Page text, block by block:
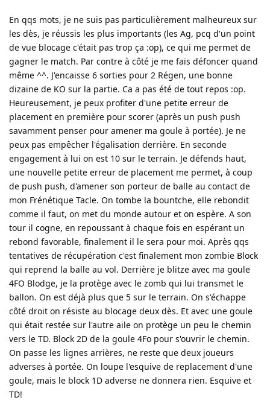
En qqs mots, je ne suis pas particulièrement malheureux sur
les dès, je réussis les plus importants (les Ag, pcq d'un point
de vue blocage c'était pas trop ça :op), ce qui me permet de
gagner le match. Par contre à côté je me fais défoncer quand
même ^^. J'encaisse 6 sorties pour 2 Régen, une bonne
dizaine de KO sur la partie. Ca a pas été de tout repos :op.
Heureusement, je peux profiter d'une petite erreur de
placement en première pour scorer (après un push push
savamment penser pour amener ma goule à portée). Je ne
peux pas empêcher l'égalisation derrière. En seconde
engagement à lui on est 10 sur le terrain. Je défends haut,
une nouvelle petite erreur de placement me permet, à coup
de push push, d'amener son porteur de balle au contact de
mon Frénétique Tacle. On tombe la bountche, elle rebondit
comme il faut, on met du monde autour et on espère. A son
tour il cogne, en repoussant à chaque fois en espérant un
rebond favorable, finalement il le sera pour moi. Après qqs
tentatives de récupération c'est finalement mon zombie Block
qui reprend la balle au vol. Derrière je blitze avec ma goule
4FO Blodge, je la protège avec le zomb qui lui transmet le
ballon. On est déjà plus que 5 sur le terrain. On s'échappe
côté droit on résiste au blocage deux dès. Et avec une goule
qui était restée sur l'autre aile on protège un peu le chemin
vers le TD. Block 2D de la goule 4Fo pour s'ouvrir le chemin.
On passe les lignes arrières, ne reste que deux joueurs
adverses à portée. On loupe l'esquive de replacement d'une
goule, mais le block 1D adverse ne donnera rien. Esquive et
TD!